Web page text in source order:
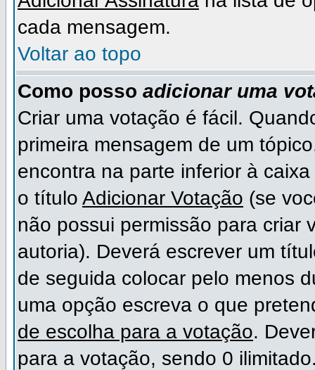
cada mensagem.
Voltar ao topo
Como posso adicionar uma
Criar uma votação é fácil.
primeira mensagem de um
encontra na parte inferior à
o título Adicionar Votação (se
não possui permissão para criar
autoria). Deverá escrever um
de seguida colocar pelo menos
uma opção escreva o que
de escolha para a votação.
para a votação, sendo 0